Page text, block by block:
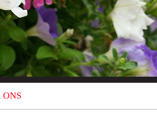
ONS